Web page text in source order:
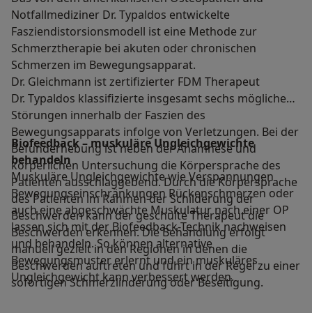
Notfallmediziner Dr. Typaldos entwickelte
Fasziendistorsionsmodell ist eine Methode zur
Schmerztherapie bei akuten oder chronischen
Schmerzen im Bewegungsapparat.
Dr. Gleichmann ist zertifizierter FDM Therapeut
Dr. Typaldos klassifizierte insgesamt sechs mögliche
Störungen innerhalb der Faszien des
Bewegungsapparats infolge von Verletzungen. Bei der
Befunderhebung ist neben der Anamnese und
körperlichen Untersuchung die Körpersprache des
Patienten ausschlaggebend. Durch die Körpersprache
des Patienten im Rahmen der Schilderung der
Beschwerden kann der geschulte Therapeut die
Beschwerden erkennen. Die Behandlung erfolgt
manuell gezielt in den Regionen in denen die
Beschwerden auftreten und führt in der Regel zu einer
sofortigen Schmerzlinderung oder Beseitigung.
Biofeedback – muskuläre Ungleichgewichte
behandeln
Muskuläre Ungleichgewichte wie Verspannungen
Bewegungseinschränkungen Rückenschmerzen oder
auch eine abgeschwächte Muskulatur nach einer OP
lassen sich mit der Biofeedback-Technik nachweisen
und behandeln. So können alternative
Bewegungsmuster erlernt und ein muskuläres
Ungleichgewicht kann verbessert werden.